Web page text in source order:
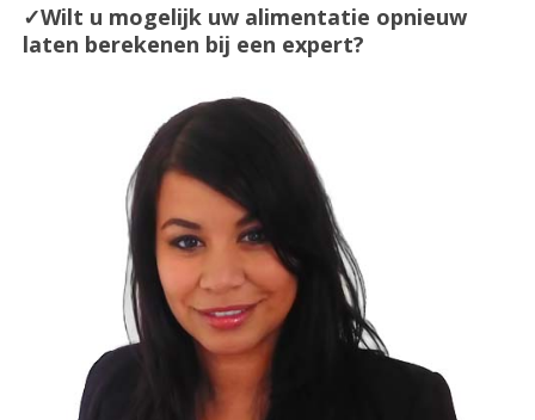
✓Wilt u mogelijk uw alimentatie opnieuw
laten berekenen bij een expert?